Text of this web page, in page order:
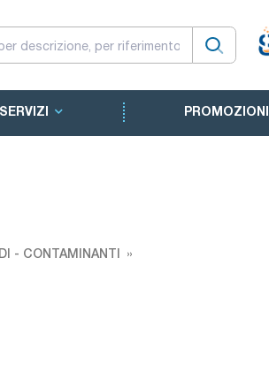
SERVIZI PROMOZIONI
- CONTAMINANTI